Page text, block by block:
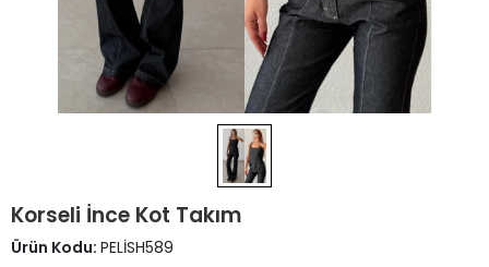
Korseli İnce Kot Takım
Ürün Kodu: PELİSH589